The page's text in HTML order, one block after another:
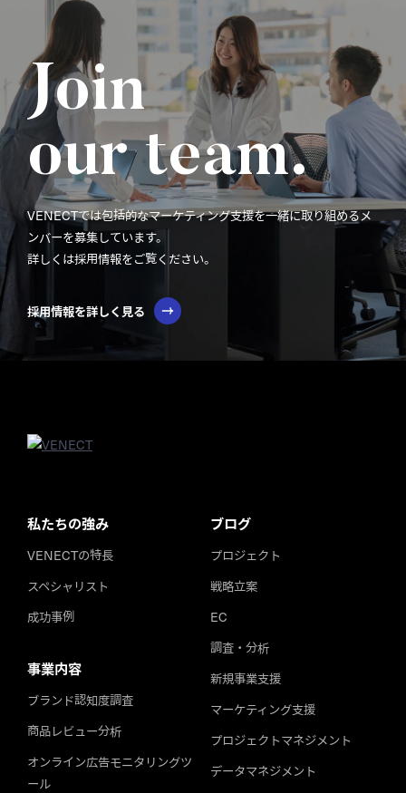
Join
our team.
VENECTでは包括的なマーケティング支援を一緒に取り組めるメ
ンバーを募集しています。
詳しくは採用情報をご覧ください。
採用情報を詳しく見る
私たちの強み
VENECTの特長
スペシャリスト
成功事例
事業内容
ブランド認知度調査
商品レビュー分析
オンライン広告モニタリングツ
ール
ブログ
プロジェクト
戦略立案
EC
調査・分析
新規事業支援
マーケティング支援
プロジェクトマネジメント
データマネジメント